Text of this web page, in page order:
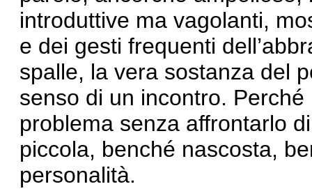
introduttive ma vagolanti,
e dei gesti frequenti
spalle, la vera sostanza del
senso di un incontro.
problema senza affrontarlo
piccola, benché nascosta,
personalità.